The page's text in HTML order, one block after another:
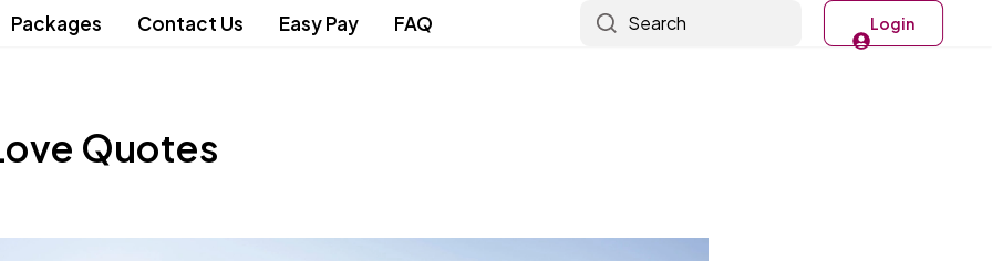
Packages Contact Us Easy Pay FAQ Search Login
Quotes